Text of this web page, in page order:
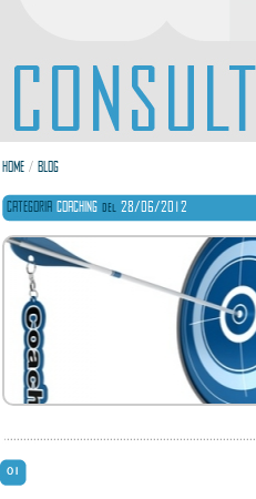
HOME / BLOG
CATEGORIA COACHING del 28/06/2012
01